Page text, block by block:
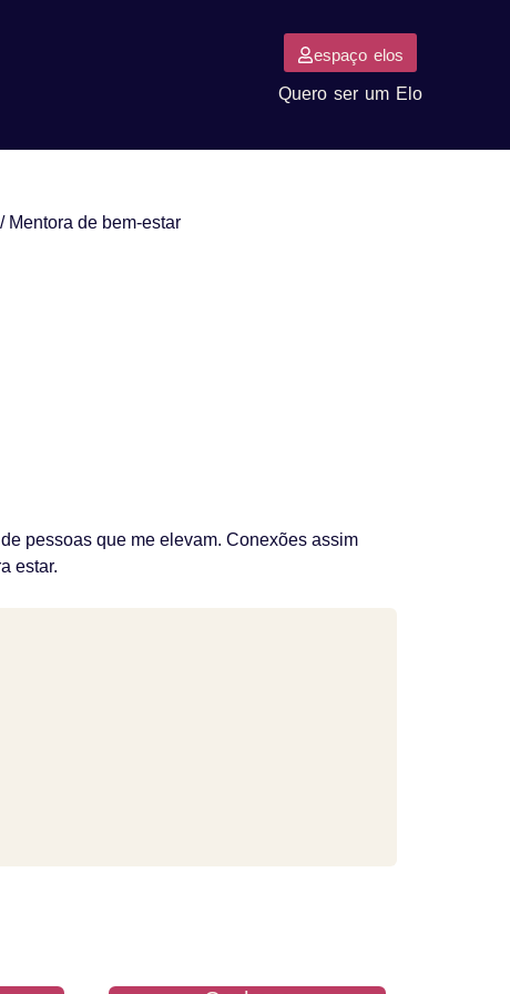
espaço elos
Quero ser um Elo
Mentora de bem-estar
pessoas que me elevam. Conexões assim
estar.